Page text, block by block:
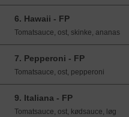
6. Hawaii - FP
Tomatsauce, ost, skinke, ananas
7. Pepperoni - FP
Tomatsauce, ost, pepperoni
9. Italiana - FP
Tomatsauce, ost, kødsauce, løg